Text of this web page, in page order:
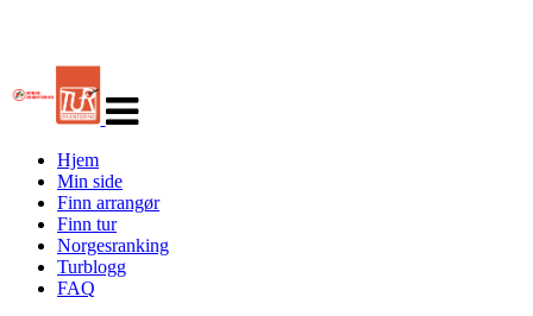
navigasjon
Hjem
Min side
Finn arrangør
Finn tur
Norgesranking
Turblogg
FAQ